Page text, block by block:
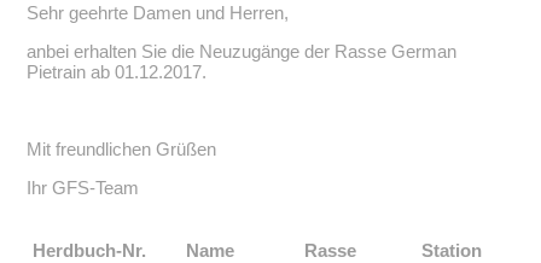
Sehr geehrte Damen und Herren,
anbei erhalten Sie die Neuzugänge der Rasse German
Pietrain ab 01.12.2017.
Mit freundlichen Grüßen
Ihr GFS-Team
Herdbuch-Nr. Name Rasse
Station